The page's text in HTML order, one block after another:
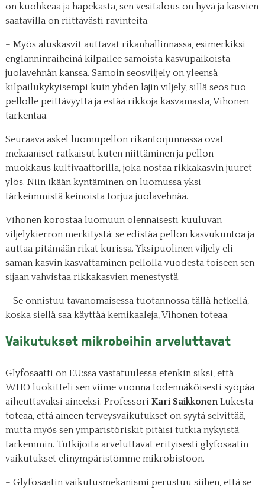
on kuohkeaa ja hapekasta, sen vesitalous on hyvä ja kasvien
saatavilla on riittävästi ravinteita.
– Myös aluskasvit auttavat rikanhallinnassa, esimerkiksi
englanninraiheinä kilpailee samoista kasvupaikoista
juolavehnän kanssa. Samoin seosviljely on yleensä
kilpailukykyisempi kuin yhden lajin viljely, sillä seos tuo
pellolle peittävyyttä ja estää rikkoja kasvamasta, Vihonen
tarkentaa.
Seuraava askel luomupellon rikantorjunnassa ovat
mekaaniset ratkaisut kuten niittäminen ja pellon
muokkaus kultivaattorilla, joka nostaa rikkakasvin juuret
ylös. Niin ikään kyntäminen on luomussa yksi
tärkeimmistä keinoista torjua juolavehnää.
Vihonen korostaa luomuun olennaisesti kuuluvan
viljelykierron merkitystä: se edistää pellon kasvukuntoa ja
auttaa pitämään rikat kurissa. Yksipuolinen viljely eli
saman kasvin kasvattaminen pellolla vuodesta toiseen sen
sijaan vahvistaa rikkakasvien menestystä.
– Se onnistuu tavanomaisessa tuotannossa tällä hetkellä,
koska siellä saa käyttää kemikaaleja, Vihonen toteaa.
Vaikutukset mikrobeihin arveluttavat
Glyfosaatti on EU:ssa vastatuulessa etenkin siksi, että
WHO luokitteli sen viime vuonna todennäköisesti syöpää
aiheuttavaksi aineeksi. Professori Kari Saikkonen Lukesta
toteaa, että aineen terveysvaikutukset on syytä selvittää,
mutta myös sen ympäristöriskit pitäisi tutkia nykyistä
tarkemmin. Tutkijoita arveluttavat erityisesti glyfosaatin
vaikutukset elinympäristömme mikrobistoon.
– Glyfosaatin vaikutusmekanismi perustuu siihen, että se